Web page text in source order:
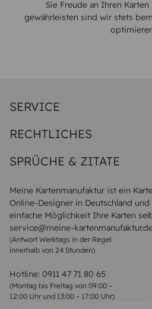
Sie Freude an Ihren Karten
gewährleisten sind wir stets
Meine Kartenmanufaktur ist ein
Online-Designer in Deutschland
einfache Möglichkeit Ihre Karten
service@meine-
(Antwort Werktags in der Regel
innerhalb von 24 Stunden)
Hotline: 0911 47 71 80 65
(Montag bis Freitag von 09:00 –
12:00 Uhr und 13:00 – 17:00 Uhr)
SERVICE
Papiersorten
Unsere Produktion
Magazin
FAQ
RECHTLICHES
Widerrufsbelehrung
SPRÜCHE & ZITATE
Liebeskummer Sprüche
Sommer Sprüche
Muttertagssprüche
Sprüche zur Hochzeit
Sprüche zur Konfirmation & Kommunion
Weihnachtsgedichte
Liebessprüche
Geburtstagssprüche
Trauersprüche